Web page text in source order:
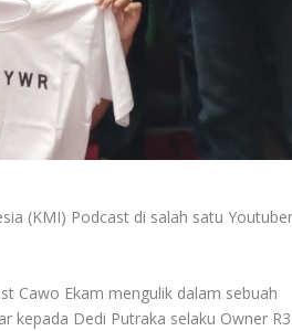
(KMI) Podcast di salah satu Youtuber
Cawo Ekam mengulik dalam sebuah
kepada Dedi Putraka selaku Owner R3